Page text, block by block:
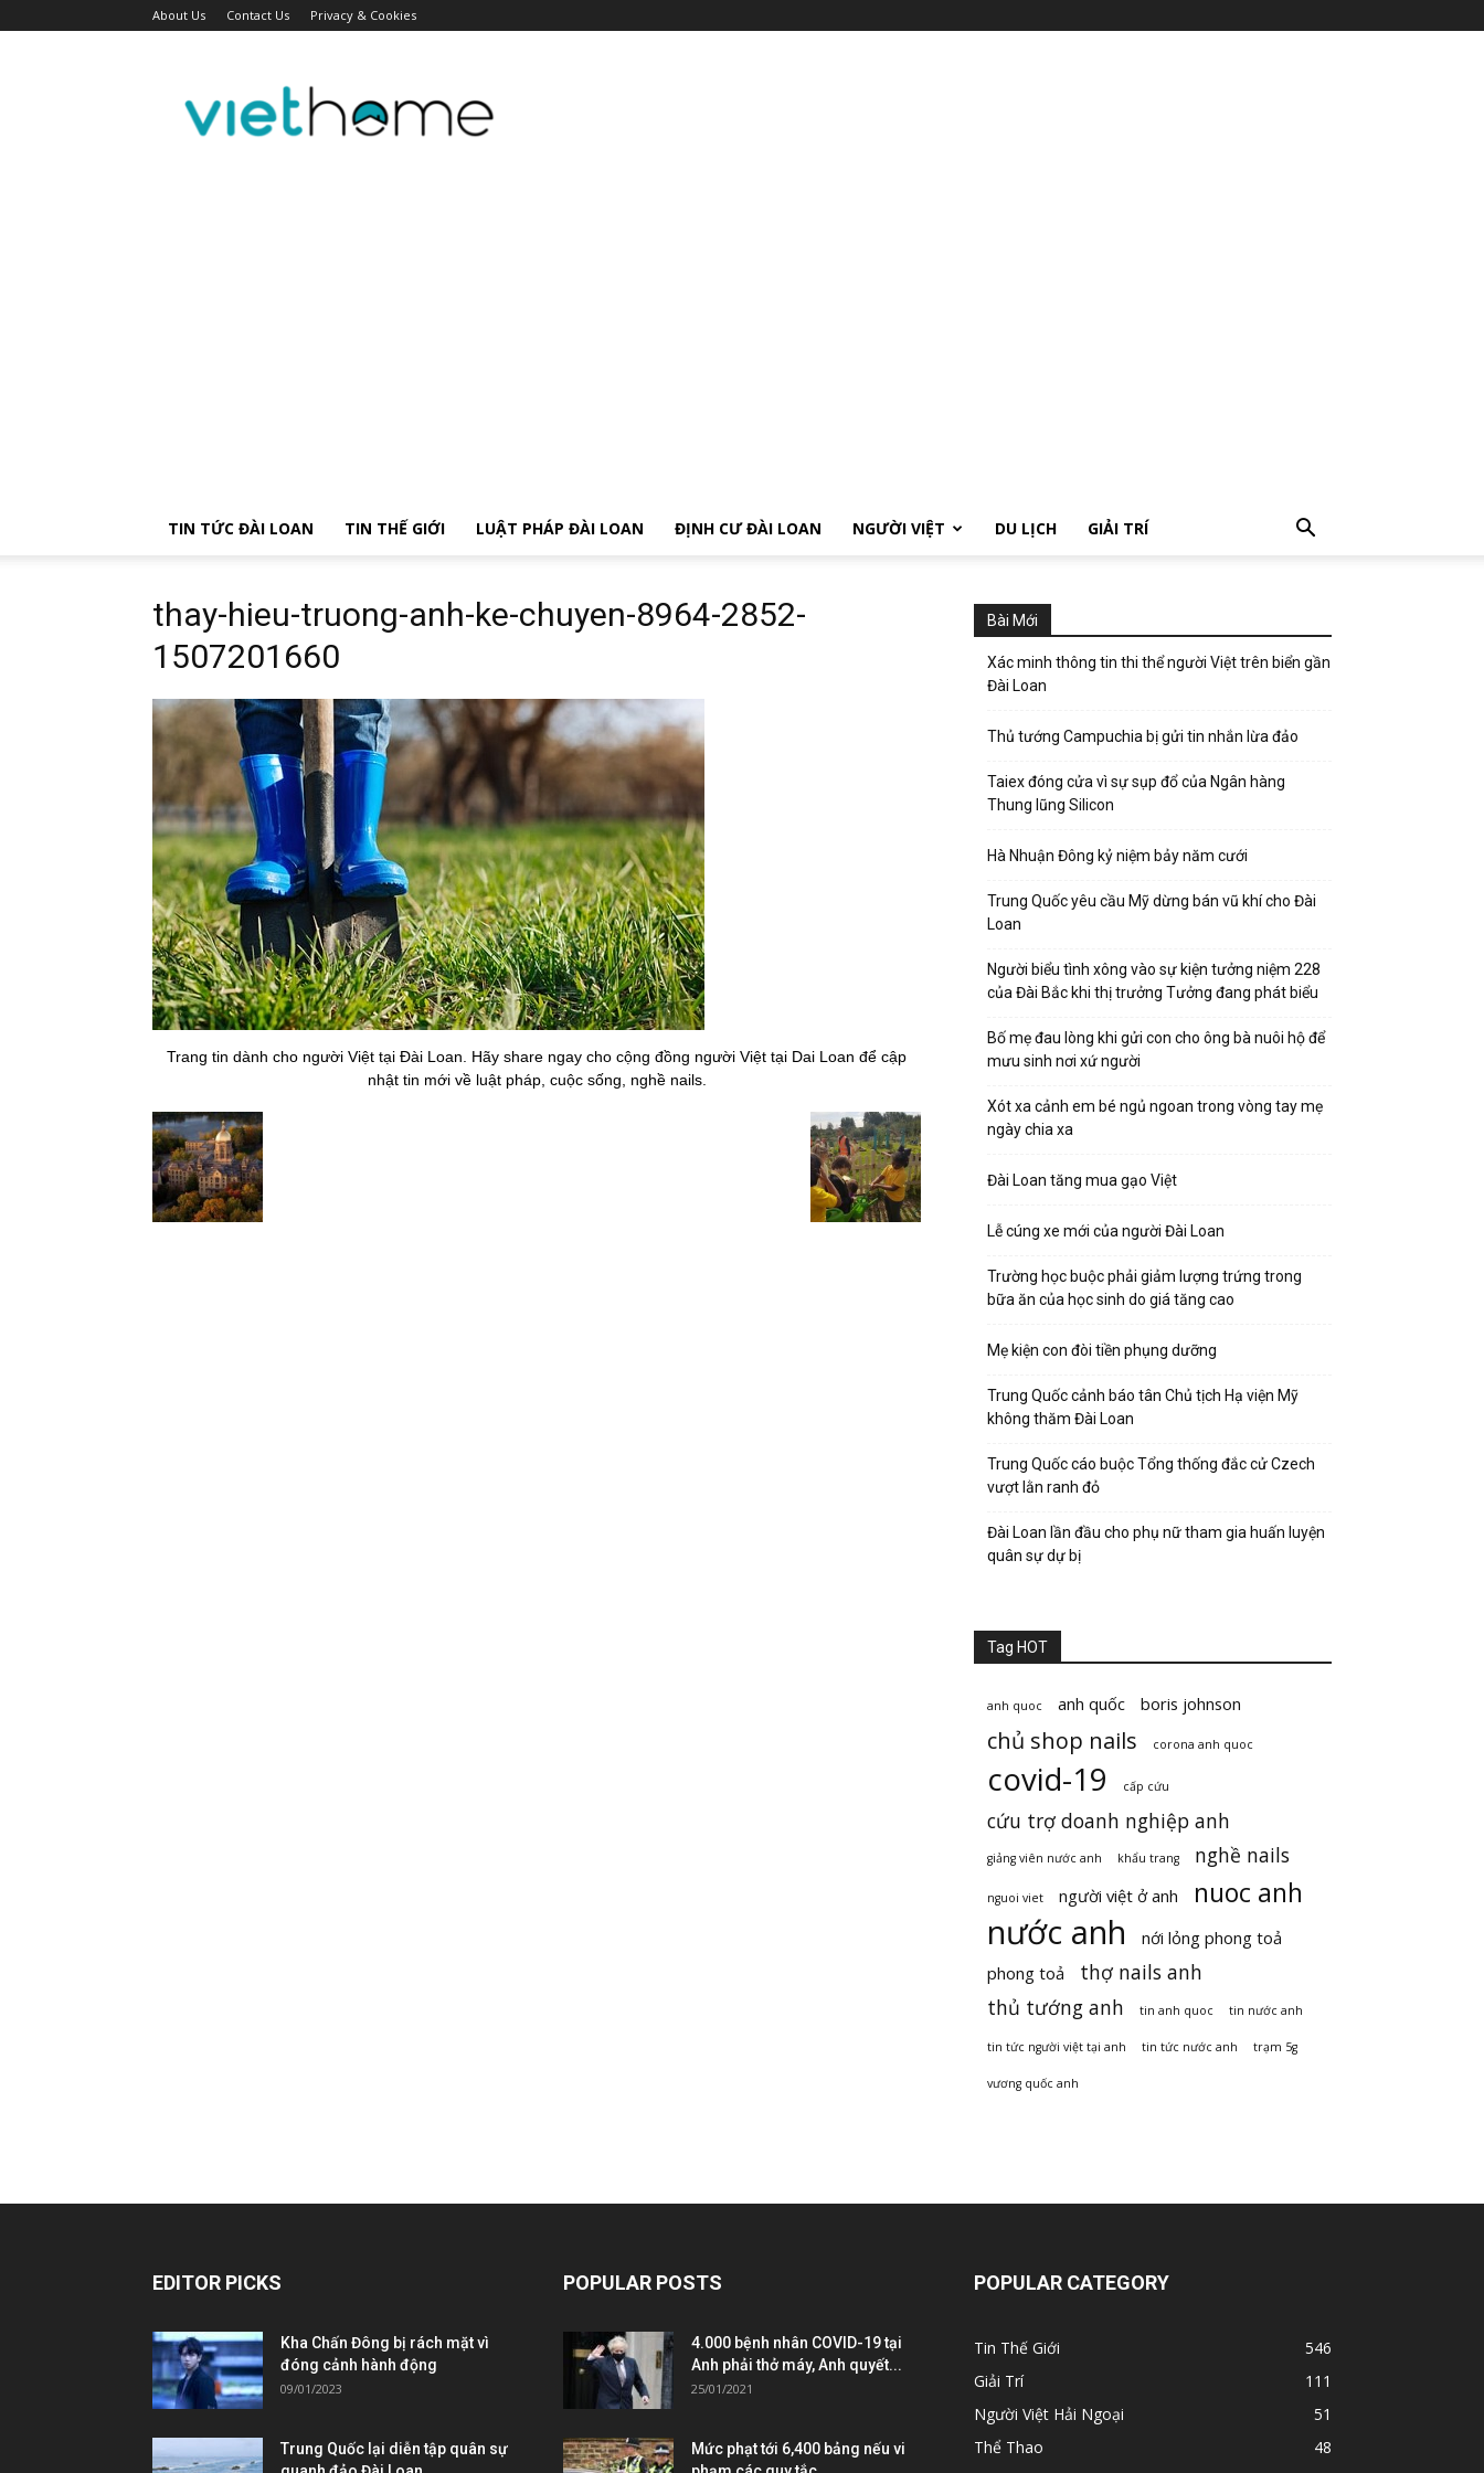
About Us Contact Us Privacy & Cookies
người
Việt
TIN TỨC ĐÀI LOAN TIN THẾ GIỚI LUẬT PHÁP ĐÀI LOAN ĐỊNH CƯ ĐÀI LOAN NGƯỜI VIỆT DU LỊCH GIẢI TRÍ
thay-hieu-truong-anh-ke-chuyen-8964-2852-
1507201660
Trang tin dành cho người Việt tại Đài Loan. Hãy share ngay cho cộng đồng người Việt tại Dai Loan để cập
nhật tin mới về luật pháp, cuộc sống, nghề nails.
Bài Mới
Xác minh thông tin thi thể người Việt trên biển gần
Đài Loan
Thủ tướng Campuchia bị gửi tin nhắn lừa đảo
Taiex đóng cửa vì sự sụp đổ của Ngân hàng
Thung lũng Silicon
Hà Nhuận Đông kỷ niệm bảy năm cưới
Trung Quốc yêu cầu Mỹ dừng bán vũ khí cho Đài
Loan
Người biểu tình xông vào sự kiện tưởng niệm 228
của Đài Bắc khi thị trưởng Tưởng đang phát biểu
Bố mẹ đau lòng khi gửi con cho ông bà nuôi hộ để
mưu sinh nơi xứ người
Xót xa cảnh em bé ngủ ngoan trong vòng tay mẹ
ngày chia xa
Đài Loan tăng mua gạo Việt
Lễ cúng xe mới của người Đài Loan
Trường học buộc phải giảm lượng trứng trong
bữa ăn của học sinh do giá tăng cao
Mẹ kiện con đòi tiền phụng dưỡng
Trung Quốc cảnh báo tân Chủ tịch Hạ viện Mỹ
không thăm Đài Loan
Trung Quốc cáo buộc Tổng thống đắc cử Czech
vượt lằn ranh đỏ
Đài Loan lần đầu cho phụ nữ tham gia huấn luyện
quân sự dự bị
Tag HOT
anh quoc anh quốc boris johnson
chủ shop nails corona anh quoc
covid-19 cấp cứu
cứu trợ doanh nghiệp anh
giảng viên nước anh khẩu trang nghề nails
nguoi viet người việt ở anh nuoc anh
nước anh
nới lỏng phong toả
phong toả
thợ nails anh
thủ tướng anh
tin anh quoc tin nước anh
tin tức người việt tại anh tin tức nước anh trạm 5g
vương quốc anh
EDITOR PICKS
Kha Chấn Đông bị rách mặt vì
đóng cảnh hành động
09/01/2023
Trung Quốc lại diễn tập quân sự
POPULAR POSTS
4.000 bệnh nhân COVID-19 tại
Anh phải thở máy, Anh quyết...
25/01/2021
Mức phạt tới 6,400 bảng nếu vi
POPULAR CATEGORY
Tin Thế Giới
546
Giải Trí
111
Người Việt Hải Ngoại
51
Thể Thao
48